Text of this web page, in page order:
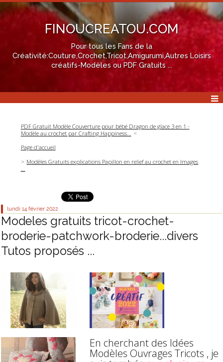
FINOUCREATOU.COM
Pour tous les Fans de la
Créativité:Couture,Crochet,Tricot,Amigurumi,Autres Loisirs
créatifs-Modèles ou PDF Gratuits ...
PDF Gratuit Modèle Couverture pour bébé Dragon de glace 3 en 1 -
Modèle au crochet par Crafting Happiness...
Page d'accueil
Modèles Gratuits explications Papillon en relief au crochet en Images
lundi 14 février 2022
Modeles gratuits tricot-crochet-
broderie-patchwork-broderie...divers
Tutos proposés ...
En cherchant des Idées
Modèles Ouvrages Tricots , je